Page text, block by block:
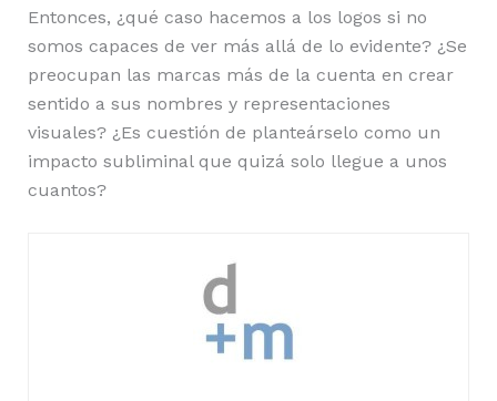
Entonces, ¿qué caso hacemos a los logos si no
somos capaces de ver más allá de lo evidente? ¿Se
preocupan las marcas más de la cuenta en crear
sentido a sus nombres y representaciones
visuales? ¿Es cuestión de planteárselo como un
impacto subliminal que quizá solo llegue a unos
cuantos?